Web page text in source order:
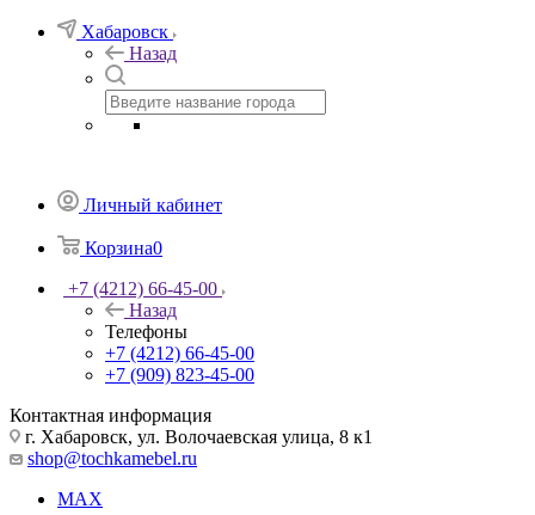
Хабаровск
Назад
Личный кабинет
Корзина0
+7 (4212) 66-45-00
Назад
Телефоны
+7 (4212) 66-45-00
+7 (909) 823-45-00
Контактная информация
г. Хабаровск, ул. Волочаевская улица, 8 к1
shop@tochkamebel.ru
MAX